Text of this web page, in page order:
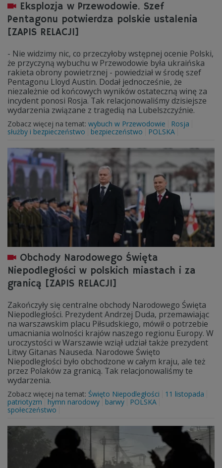
Eksplozja w Przewodowie. Szef
Pentagonu potwierdza polskie ustalenia
[ZAPIS RELACJI]
- Nie widzimy nic, co przeczyłoby wstępnej ocenie Polski,
że przyczyną wybuchu w Przewodowie była ukraińska
rakieta obrony powietrznej - powiedział w środę szef
Pentagonu Lloyd Austin. Dodał jednocześnie, że
niezależnie od końcowych wyników ostateczną winę za
incydent ponosi Rosja. Tak relacjonowaliśmy dzisiejsze
wydarzenia związane z tragedią na Lubelszczyźnie.
Zobacz więcej na temat: wybuch w Przewodowie
Rosja
służby i bezpieczeństwo
bezpieczeństwo POLSKA
Obchody Narodowego Święta
Niepodległości w polskich miastach i za
granicą [ZAPIS RELACJI]
Zakończyły się centralne obchody Narodowego Święta
Niepodległości. Prezydent Andrzej Duda, przemawiając
na warszawskim placu Piłsudskiego, mówił o potrzebie
umacniania wolności krajów naszego regionu Europy. W
uroczystości w Warszawie wziął udział także prezydent
Litwy Gitanas Nauseda. Narodowe Święto
Niepodległości było obchodzone w całym kraju, ale też
przez Polaków za granicą. Tak relacjonowaliśmy te
wydarzenia.
Zobacz więcej na temat: Święto Niepodległości
11 listopada
patriotyzm
hymn narodowy barwy
POLSKA
społeczeństwo